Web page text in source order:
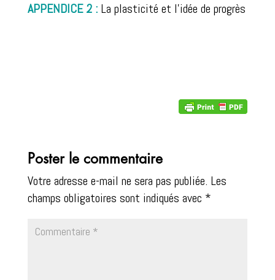
APPENDICE 2 : La plasticité et l’idée de progrès
Poster le commentaire
Votre adresse e-mail ne sera pas publiée. Les
champs obligatoires sont indiqués avec *